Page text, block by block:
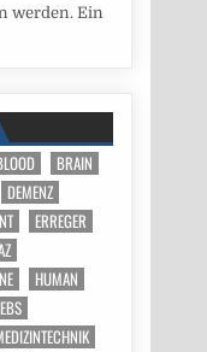
werden. Ein
BRAIN
DEMENZ
ERREGER
HUMAN